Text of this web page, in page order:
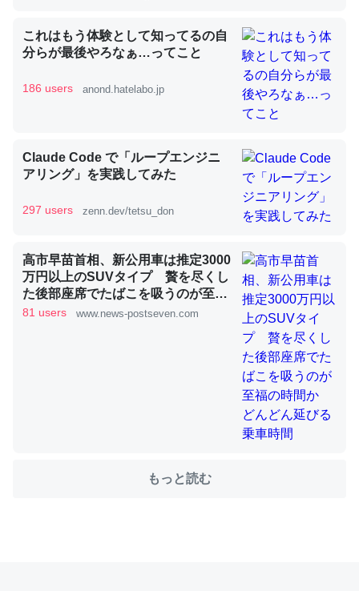
論文では「淡水はカルシウムも酸素も不足してて両方に不
利だから両方が拮抗してるのでは」とあって面白い。海に
ずキチンを強化してる筈だが、酵素が違うのか？
─ニュース :: 【研究発表】昆虫学の大問題＝「昆虫はなぜ海にいな
いのか」に関する新仮説
これを元に考えるとカルシウムを大量に使う脊椎動物と貝
類は苦労してるんだな…。腹足類だと殻を無くしてナメク
─ニュース :: 【研究発表】昆虫学の大問題＝「昆虫はなぜ海にいな
ちぼちRingも置こうかと画策中。あと、Googleマップで
これはもう体験として知ってるの自
分らが最後やろなぁ…ってこと
186 users anond.hatelabo.jp
Claude Code で「ループエンジニ
アリング」を実践してみた
297 users zenn.dev/tetsu_don
高市早苗首相、新公用車は推定3000
万円以上のSUVタイプ 贅を尽くし
た後部座席でたばこを吸うのが至福
の時間か どんどん延びる乗車時間
81 users www.news-postseven.com
もっと読む